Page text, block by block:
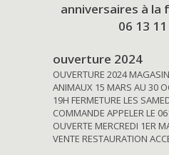
anniversaires à la
06 13
ouverture 2024
OUVERTURE 2024
ANIMAUX 15 MARS AU 30
19H FERMETURE LES
COMMANDE APPELER LE
OUVERTE MERCREDI 1ER
VENTE RESTAURATION